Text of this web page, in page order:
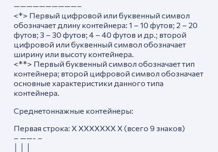
——————————–
<*> Первый цифровой или буквенный символ
обозначает длину контейнера: 1 – 10 футов; 2 – 20
футов; 3 – 30 футов; 4 – 40 футов и др.; второй
цифровой или буквенный символ обозначает
ширину или высоту контейнера.
<**> Первый буквенный символ обозначает тип
контейнера; второй цифровой символ обозначает
основные характеристики данного типа
контейнера.
Среднетоннажные контейнеры:
Первая строка: X ХХХХХХХ X (всего 9 знаков)
– ——- –